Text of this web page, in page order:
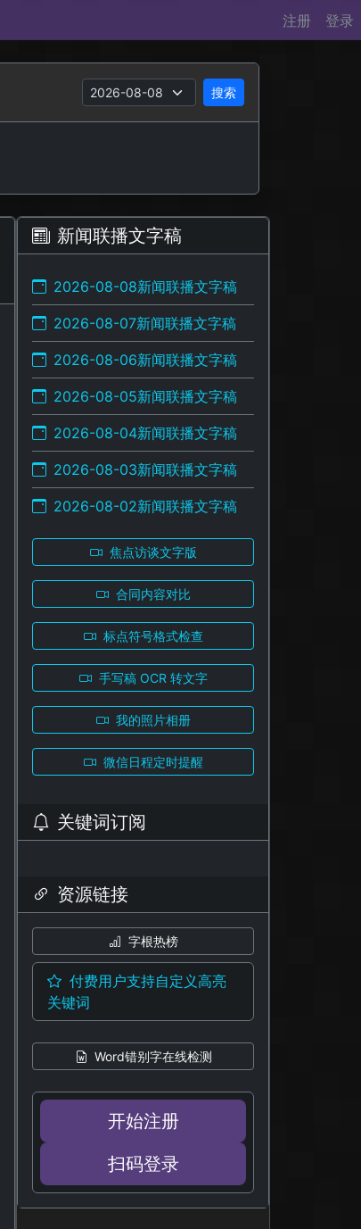
注册 登录
搜索
新闻联播文字稿
2026-08-08新闻联播文字稿
2026-08-07新闻联播文字稿
2026-08-06新闻联播文字稿
2026-08-05新闻联播文字稿
2026-08-04新闻联播文字稿
2026-08-03新闻联播文字稿
2026-08-02新闻联播文字稿
焦点访谈文字版
合同内容对比
标点符号格式检查
手写稿 OCR 转文字
我的照片相册
微信日程定时提醒
关键词订阅
资源链接
字根热榜
付费用户支持自定义高亮
关键词
Word错别字在线检测
开始注册
扫码登录